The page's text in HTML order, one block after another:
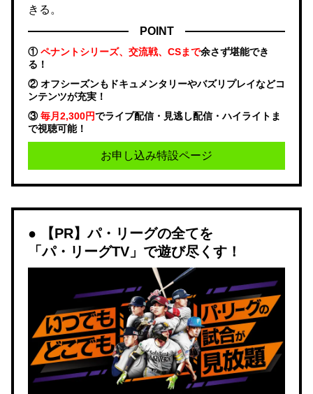
きる。
POINT
①ペナントシリーズ、交流戦、CSまで余さず堪能でき
る！
② オフシーズンもドキュメンタリーやバズリプレイなどコ
ンテンツが充実！
③毎月2,300円でライブ配信・見逃し配信・ハイライトま
で視聴可能！
お申し込み特設ページ
【PR】パ・リーグの全てを
「パ・リーグTV」で遊び尽くす！